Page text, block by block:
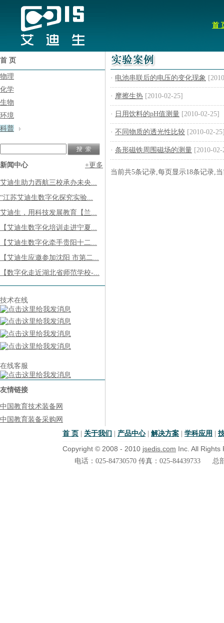
首
首 页
物理
化学
生物
环境
科普
新闻中心 +更多
艾迪生助力西航三校承办未央...
“江苏艾迪生数字化探究实验...
艾迪生，用科技发展教育【兰...
【艾迪生数字化培训走进宁夏...
【艾迪生数字化牵手贵阳十二...
【艾迪生应邀参加沈阳 市第二...
【数字化走近湖北省师范学校-...
技术在线
在线客服
友情链接
中国教育技术装备网
中国教育装备采购网
· 电池串联后的电压的变化现象
· 摩擦生热 [2010-02-25]
· 日用饮料的pH值测量 [2010-02-25]
· 不同物质的透光性比较 [2010-02-
· 条形磁铁周围磁场的测量 [2010-
当前共5条记录,每页显示18条记录,
首 页 关于我们 产品中心| 解决方案 学科应用
Copyright © 2008 - 2010 jsedis.com Inc. All
电话：025-84730570 传真：025-84439733 总